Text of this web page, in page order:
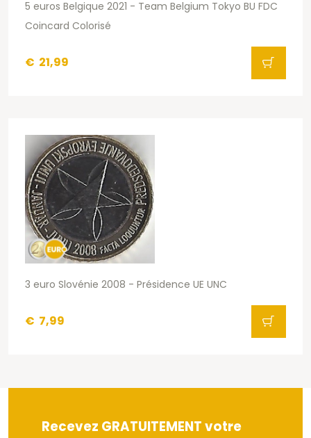
5 euros Belgique 2021 - Team Belgium Tokyo BU FDC
Coincard Colorisé
€ 21,99
3 euro Slovénie 2008 - Présidence UE UNC
€ 7,99
Recevez GRATUITEMENT votre